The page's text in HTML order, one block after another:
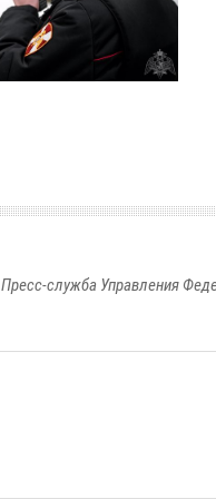
Пресс-служба Управления